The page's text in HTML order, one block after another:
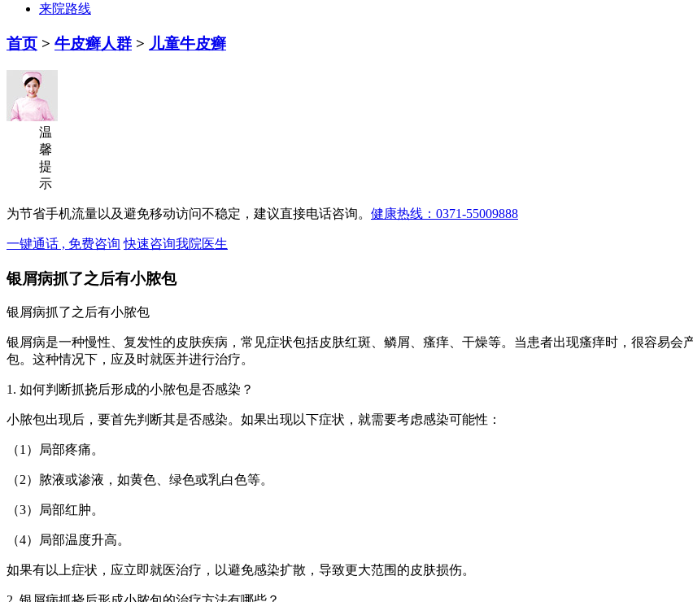
来院路线
首页 > 牛皮癣人群 > 儿童牛皮癣
温
馨
提
示
为节省手机流量以及避免移动访问不稳定，建议直接电话咨询。 健康热线：0371-55009888
一键通话 , 免费咨询 快速咨询我院医生
银屑病抓了之后有小脓包
银屑病抓了之后有小脓包
银屑病是一种慢性、复发性的皮肤疾病，常见症状包括皮肤红斑、鳞屑、瘙痒、干燥等。当患者出现瘙痒时，很容易
包。这种情况下，应及时就医并进行治疗。
1. 如何判断抓挠后形成的小脓包是否感染？
小脓包出现后，要首先判断其是否感染。如果出现以下症状，就需要考虑感染可能性：
（1）局部疼痛。
（2）脓液或渗液，如黄色、绿色或乳白色等。
（3）局部红肿。
（4）局部温度升高。
如果有以上症状，应立即就医治疗，以避免感染扩散，导致更大范围的皮肤损伤。